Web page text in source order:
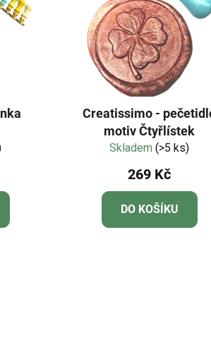
Creatissimo -
motiv Čtyřlístek
Skladem(>5 ks)
269 Kč
DO KOŠÍKU